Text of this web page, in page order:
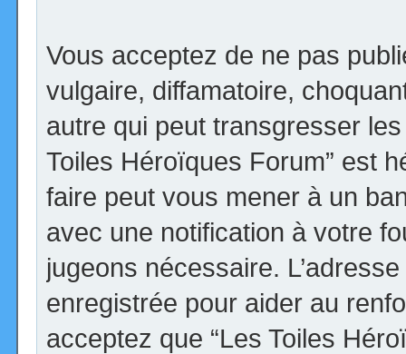
Vous acceptez de ne pas
vulgaire, diffamatoire,
autre qui peut transgresser
Toiles Héroïques Forum” est
faire peut vous mener à un
avec une notification à votre
jugeons nécessaire.
enregistrée pour aider au
acceptez que “Les Toiles